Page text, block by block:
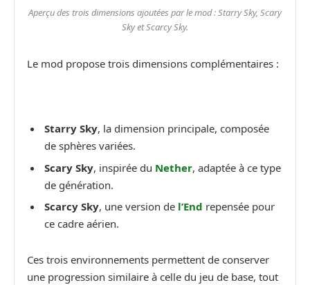
Aperçu des trois dimensions ajoutées par le mod : Starry Sky, Scary
Sky et Scarcy Sky.
Le mod propose trois dimensions complémentaires :
Starry Sky, la dimension principale, composée
de sphères variées.
Scary Sky, inspirée du Nether, adaptée à ce type
de génération.
Scarcy Sky, une version de l’End repensée pour
ce cadre aérien.
Ces trois environnements permettent de conserver
une progression similaire à celle du jeu de base, tout